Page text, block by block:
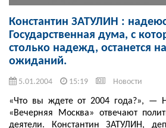
Константин ЗАТУЛИН :
Государственная дума, с
столько надежд, останется
ожиданий.
5.01.2004 15:19 Новости
«Что вы ждете от 2004 года?», —
«Вечерняя Москва» отвечают
деятели. Константин ЗАТУЛИН,